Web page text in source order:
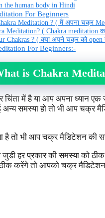
the human body in Hindi
For Beginners
Meditation ? ( मैं अपना चक्र
Meditation? ( Chakra meditation
Chakras ? ( क्या अपने चक्र को open
For Beginners:-
is Chakra
में है या आप अपना ध्यान एक
समस्या हो तो भी आप चक्र
है तो भी आप चक्र मैडिटेशन की
हर प्रकार की समस्या को
करेंगे तो आपको चक्र मैडिटेशन